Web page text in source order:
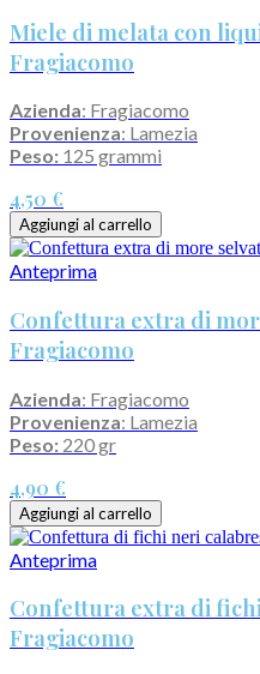
Miele di melata con
Fragiacomo
Azienda: Fragiacomo
Provenienza: Lamezia
Peso: 125 grammi
4,50 €
Aggiungi al carrello
Anteprima
Confettura extra di
Fragiacomo
Azienda: Fragiacomo
Provenienza: Lamezia
Peso: 220 gr
4,90 €
Aggiungi al carrello
Anteprima
Confettura extra di
Fragiacomo